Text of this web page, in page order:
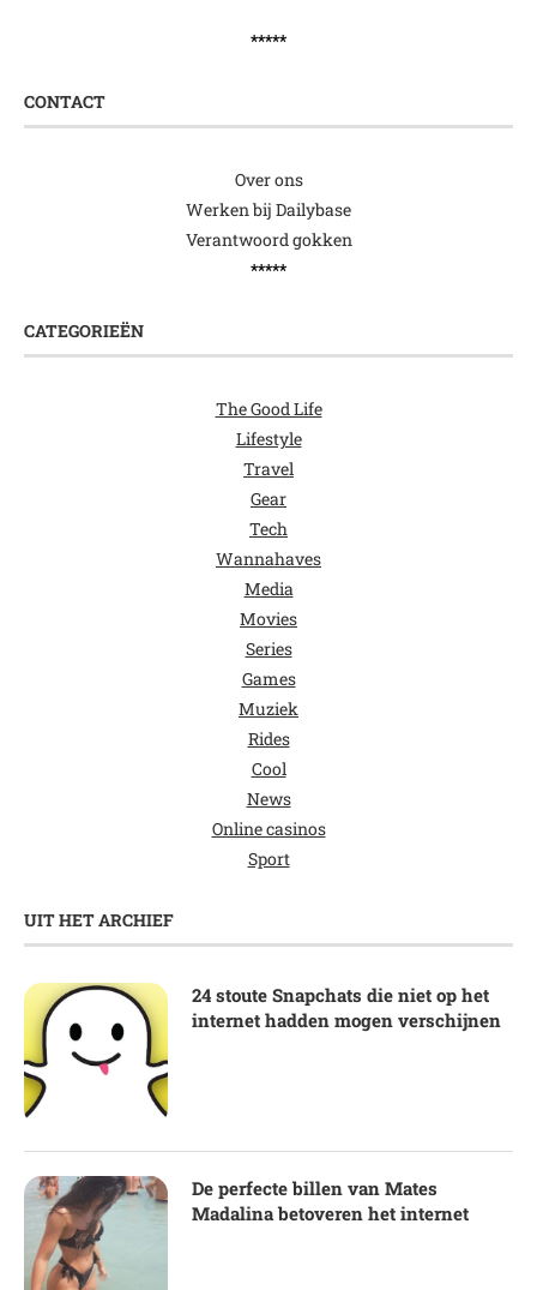
*****
CONTACT
Over ons
Werken bij Dailybase
Verantwoord gokken
*****
CATEGORIEËN
The Good Life
Lifestyle
Travel
Gear
Tech
Wannahaves
Media
Movies
Series
Games
Muziek
Rides
Cool
News
Online casinos
Sport
UIT HET ARCHIEF
24 stoute Snapchats die niet op het
internet hadden mogen verschijnen
De perfecte billen van Mates
Madalina betoveren het internet